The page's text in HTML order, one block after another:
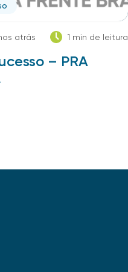
atrás 1 min de leitura
– PRA